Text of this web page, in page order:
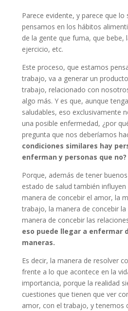
Parece evidente, y parece que lo
pensamos en los hábitos
de la gente que fuma, que bebe,
ejercicio, etc.
Este proceso, que estamos
trabajo, va a generar un
trabajo, relacionado con
algo más. Y es que, aunque
saludables, eso exclusivamente
una posible enfermedad, ¿por
pregunta que nos deberíamos
condiciones similares hay
enferman y personas que no?
Porque, además de tener
estado de salud también
manera de concebir el amor, la
trabajo, la manera de concebir la
manera de concebir las
eso puede llegar a enfermar
maneras.
Es decir, la manera de resolver
frente a lo que acontece en la
importancia, porque la realidad
cuestiones que tienen que ver
amor, con el trabajo, y tenemos